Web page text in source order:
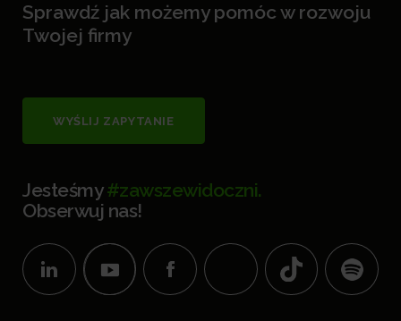
Sprawdź jak możemy pomóc w rozwoju
Twojej firmy
WYŚLIJ ZAPYTANIE
Jesteśmy#zawszewidoczni.
Obserwuj nas!